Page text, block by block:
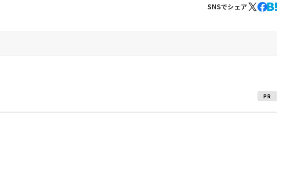
SNSでシェア
PR